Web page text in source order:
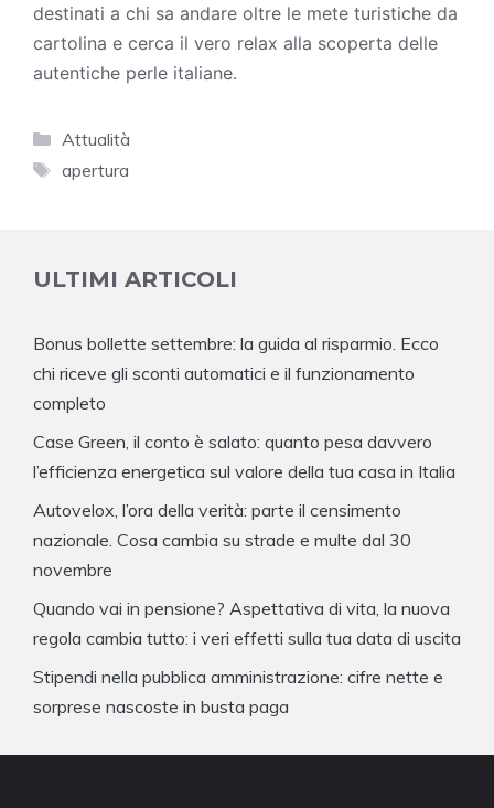
destinati a chi sa andare oltre le mete turistiche da
cartolina e cerca il vero relax alla scoperta delle
autentiche perle italiane.
Categorie
Attualità
Tag
apertura
ULTIMI ARTICOLI
Bonus bollette settembre: la guida al risparmio. Ecco
chi riceve gli sconti automatici e il funzionamento
completo
Case Green, il conto è salato: quanto pesa davvero
l’efficienza energetica sul valore della tua casa in Italia
Autovelox, l’ora della verità: parte il censimento
nazionale. Cosa cambia su strade e multe dal 30
novembre
Quando vai in pensione? Aspettativa di vita, la nuova
regola cambia tutto: i veri effetti sulla tua data di uscita
Stipendi nella pubblica amministrazione: cifre nette e
sorprese nascoste in busta paga